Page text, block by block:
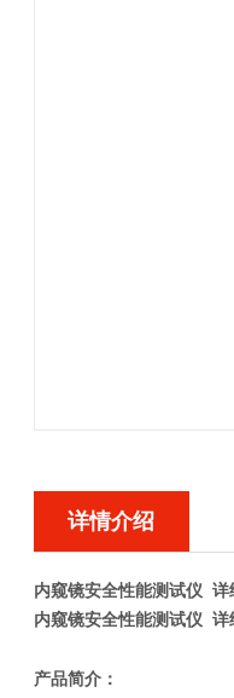
详情介绍
内窥镜安全性能测试仪 详
内窥镜安全性能测试仪 详
产品简介：